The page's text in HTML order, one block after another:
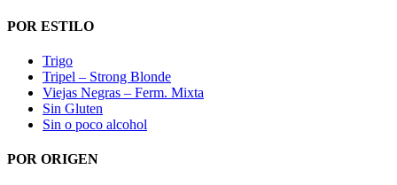
POR ESTILO
Trigo
Tripel – Strong Blonde
Viejas Negras – Ferm. Mixta
Sin Gluten
Sin o poco alcohol
POR ORIGEN